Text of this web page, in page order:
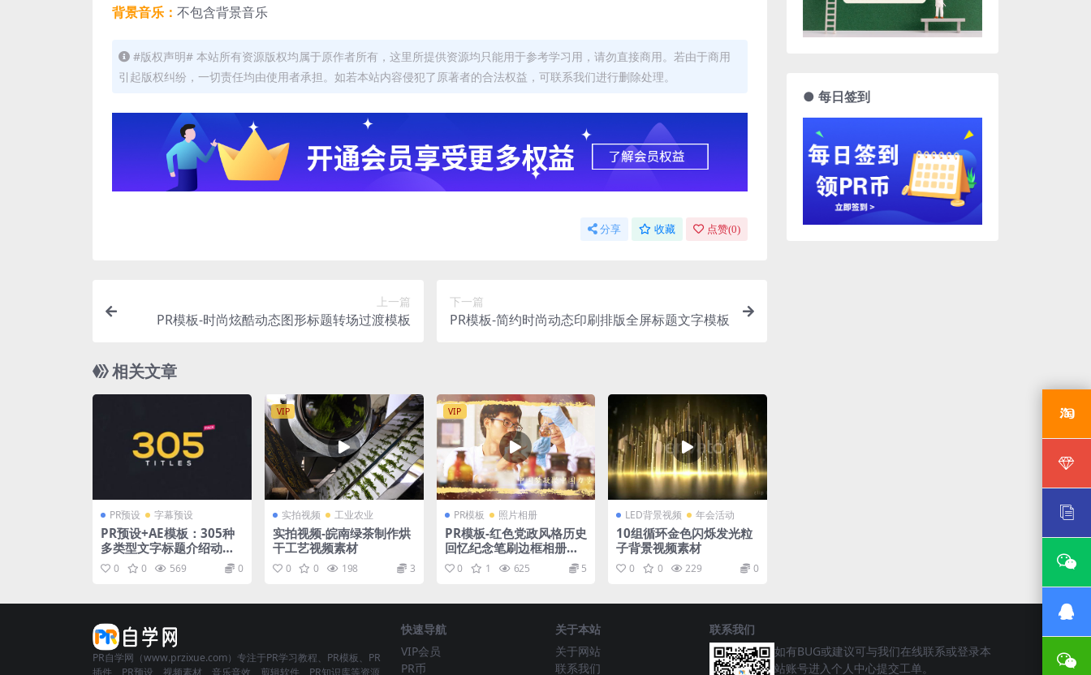
背景音乐： 不包含背景音乐
#版权声明# 本站所有资源版权均属于原作者所有，这里所提供资源均只能用于参考学习用，请勿直接商用。若由于商用
引起版权纠纷，一切责任均由使用者承担。如若本站内容侵犯了原著者的合法权益，可联系我们进行删除处理。
分享 收藏 点赞(0)
上一篇
PR模板-时尚炫酷动态图形标题转场过渡模板
下一篇
PR模板-简约时尚动态印刷排版全屏标题文字模板
相关文章
PR预设 字幕预设
PR预设+AE模板：305种
多类型文字标题介绍动画
终极包 Titles Ultimate
Pack+使用教程
0 0 569 0
VIP
实拍视频 工业农业
实拍视频-皖南绿茶制作烘
干工艺视频素材
0 0 198 3
VIP
PR模板 照片相册
PR模板-红色党政风格历史
回忆纪念笔刷边框相册照
片展示
0 1 625 5
LED背景视频 年会活动
10组循环金色闪烁发光粒
子背景视频素材
0 0 229 0
● 每日签到
PR自学网（www.przixue.com）专注于PR学习教程、PR模板、PR
快速导航
VIP会员
PR币
关于本站
关于网站
联系我们
联系我们
如有BUG或建议可与我们在线联系或登录本
站账号进入个人中心提交工单。